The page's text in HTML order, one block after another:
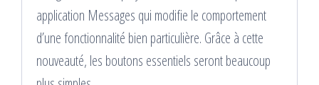
application Messages qui modifie le comportement
d’une fonctionnalité bien particulière. Grâce à cette
nouveauté, les boutons essentiels seront beaucoup